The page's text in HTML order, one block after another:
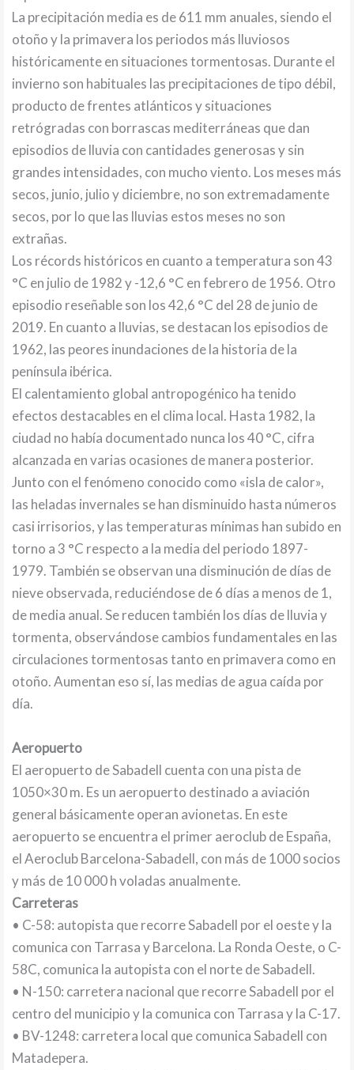
La precipitación media es de 611 mm anuales, siendo el
otoño y la primavera los periodos más lluviosos
históricamente en situaciones tormentosas. Durante el
invierno son habituales las precipitaciones de tipo débil,
producto de frentes atlánticos y situaciones
retrógradas con borrascas mediterráneas que dan
episodios de lluvia con cantidades generosas y sin
grandes intensidades, con mucho viento. Los meses más
secos, junio, julio y diciembre, no son extremadamente
secos, por lo que las lluvias estos meses no son
extrañas.
Los récords históricos en cuanto a temperatura son 43
°C en julio de 1982 y -12,6 °C en febrero de 1956. Otro
episodio reseñable son los 42,6 °C del 28 de junio de
2019. En cuanto a lluvias, se destacan los episodios de
1962, las peores inundaciones de la historia de la
península ibérica.
El calentamiento global antropogénico ha tenido
efectos destacables en el clima local. Hasta 1982, la
ciudad no había documentado nunca los 40 °C, cifra
alcanzada en varias ocasiones de manera posterior.
Junto con el fenómeno conocido como «isla de calor»,
las heladas invernales se han disminuido hasta números
casi irrisorios, y las temperaturas mínimas han subido en
torno a 3 °C respecto a la media del periodo 1897-
1979. También se observan una disminución de días de
nieve observada, reduciéndose de 6 días a menos de 1,
de media anual. Se reducen también los días de lluvia y
tormenta, observándose cambios fundamentales en las
circulaciones tormentosas tanto en primavera como en
otoño. Aumentan eso sí, las medias de agua caída por
día.
Aeropuerto
El aeropuerto de Sabadell cuenta con una pista de
1050×30 m. Es un aeropuerto destinado a aviación
general básicamente operan avionetas. En este
aeropuerto se encuentra el primer aeroclub de España,
el Aeroclub Barcelona-Sabadell, con más de 1000 socios
y más de 10 000 h voladas anualmente.
Carreteras
• C-58: autopista que recorre Sabadell por el oeste y la
comunica con Tarrasa y Barcelona. La Ronda Oeste, o C-
58C, comunica la autopista con el norte de Sabadell.
• N-150: carretera nacional que recorre Sabadell por el
centro del municipio y la comunica con Tarrasa y la C-17.
• BV-1248: carretera local que comunica Sabadell con
Matadepera.